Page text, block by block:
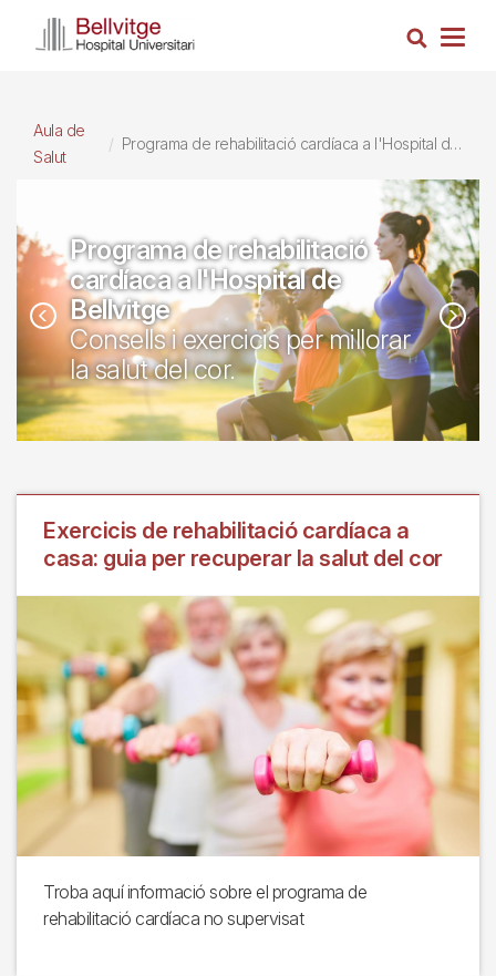
Cerca
Aula de
Salut
Programa de rehabilitació cardíaca a l'Hospital de Bellvitge
Programa de rehabilitació
cardíaca a l'Hospital de
Bellvitge
Consells i exercicis per millorar
la salut del cor.
Exercicis de rehabilitació cardíaca a
casa: guia per recuperar la salut del cor
Troba aquí informació sobre el programa de
rehabilitació cardíaca no supervisat